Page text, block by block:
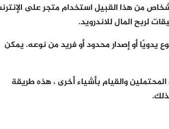
من هذا القبيل استخدام متجر على
أو إصدار محدود أو فريد من نوعه. يمكن
والقيام بأشياء أخرى ، هذه طريقة